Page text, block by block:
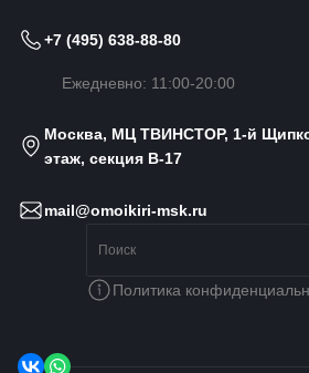
+7 (495) 638-88-80
Ежедневно: 11:00-20:00
Москва, МЦ ТВИНСТОР, 1-й
этаж, секция B-17
mail@omoikiri-msk.ru
Политика